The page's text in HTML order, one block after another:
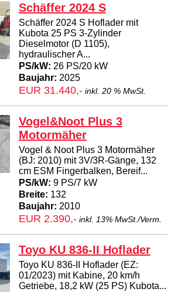
Schäffer 2024 S
Schäffer 2024 S Hoflader mit
Kubota 25 PS 3-Zylinder
Dieselmotor (D 1105),
hydraulischer A...
PS/kW: 26 PS/20 kW
Baujahr: 2025
EUR 31.440,- inkl. 20 % MwSt.
Vogel&Noot Plus 3
Motormäher
Vogel & Noot Plus 3 Motormäher
(BJ: 2010) mit 3V/3R-Gänge, 132
cm ESM Fingerbalken, Bereif...
PS/kW: 9 PS/7 kW
Breite: 132
Baujahr: 2010
EUR 2.390,- inkl. 13% MwSt./Verm.
Toyo KU 836-II Hoflader
Toyo KU 836-II Hoflader (EZ:
01/2023) mit Kabine, 20 km/h
Getriebe, 18,2 kW (25 PS) Kubota...